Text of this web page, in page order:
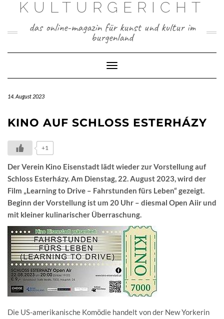
KULTURGERICHT
das online-magazin für kunst und kultur im
burgenland
Toggle
Navigation
14. August 2023
KINO AUF SCHLOSS ESTERHÁZY
+1
Der Verein Kino Eisenstadt lädt wieder zur Vorstellung auf
Schloss Esterházy. Am Dienstag, 22. August 2023, wird der
Film „Learning to Drive – Fahrstunden fürs Leben“ gezeigt.
Beginn der Vorstellung ist um 20 Uhr – diesmal Open Aiir und
mit kleiner kulinarischer Überraschung.
Die US-amerikanische Komödie handelt von der New Yorkerin